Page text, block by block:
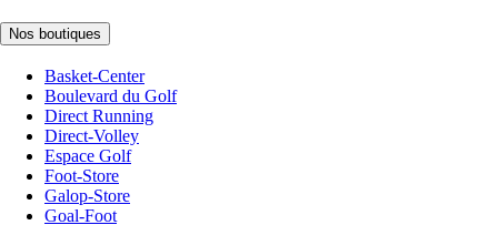
Nos boutiques
Basket-Center
Boulevard du Golf
Direct Running
Direct-Volley
Espace Golf
Foot-Store
Galop-Store
Goal-Foot